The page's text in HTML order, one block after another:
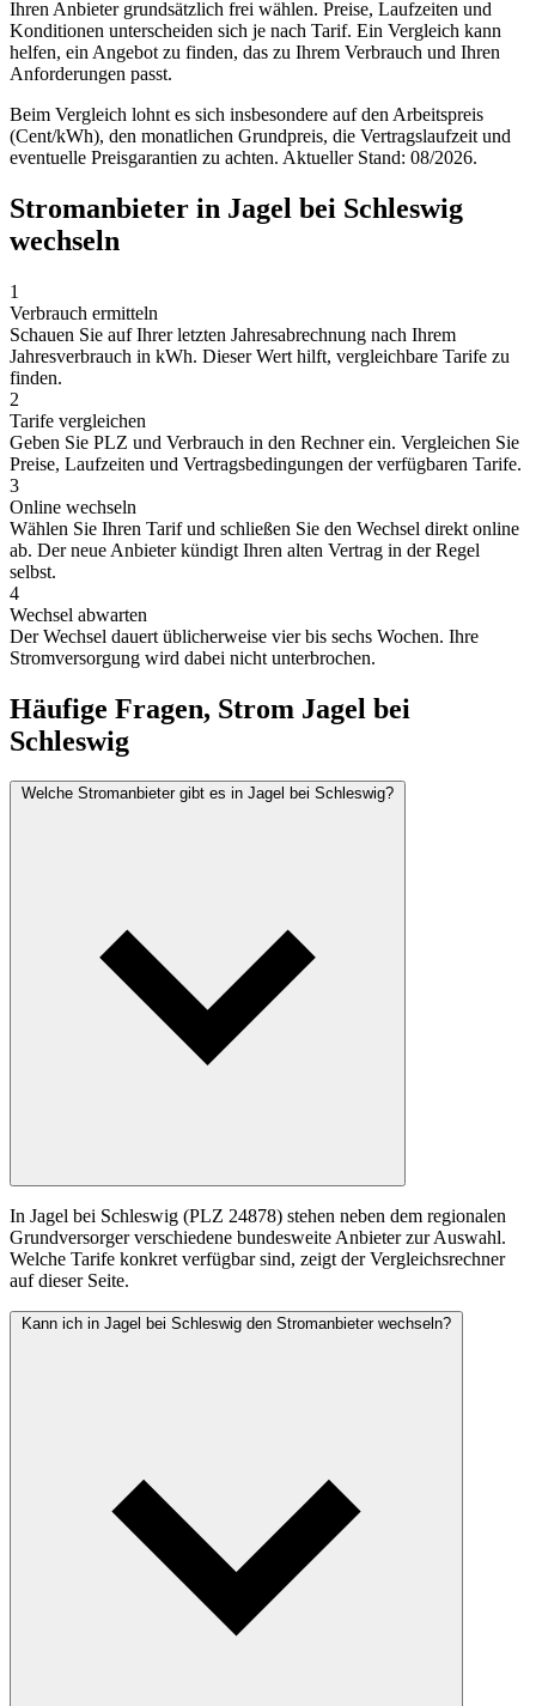
Ihren Anbieter grundsätzlich frei wählen. Preise, Laufzeiten und
Konditionen unterscheiden sich je nach Tarif. Ein Vergleich kann
helfen, ein Angebot zu finden, das zu Ihrem Verbrauch und Ihren
Anforderungen passt.
Beim Vergleich lohnt es sich insbesondere auf den Arbeitspreis
(Cent/kWh), den monatlichen Grundpreis, die Vertragslaufzeit und
eventuelle Preisgarantien zu achten. Aktueller Stand: 08/2026.
Stromanbieter in Jagel bei Schleswig
wechseln
1
Verbrauch ermitteln
Schauen Sie auf Ihrer letzten Jahresabrechnung nach Ihrem
Jahresverbrauch in kWh. Dieser Wert hilft, vergleichbare Tarife zu
finden.
2
Tarife vergleichen
Geben Sie PLZ und Verbrauch in den Rechner ein. Vergleichen Sie
Preise, Laufzeiten und Vertragsbedingungen der verfügbaren Tarife.
3
Online wechseln
Wählen Sie Ihren Tarif und schließen Sie den Wechsel direkt online
ab. Der neue Anbieter kündigt Ihren alten Vertrag in der Regel
selbst.
4
Wechsel abwarten
Der Wechsel dauert üblicherweise vier bis sechs Wochen. Ihre
Stromversorgung wird dabei nicht unterbrochen.
Häufige Fragen, Strom Jagel bei
Schleswig
Welche Stromanbieter gibt es in Jagel bei Schleswig?
In Jagel bei Schleswig (PLZ 24878) stehen neben dem regionalen
Grundversorger verschiedene bundesweite Anbieter zur Auswahl.
Welche Tarife konkret verfügbar sind, zeigt der Vergleichsrechner
auf dieser Seite.
Kann ich in Jagel bei Schleswig den Stromanbieter wechseln?